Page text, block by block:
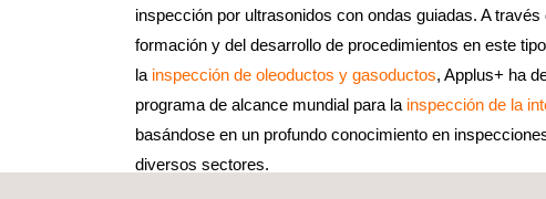
inspección por ultrasonidos con ondas guiadas. A través
formación y del desarrollo de procedimientos en este
la inspección de oleoductos y gasoductos, Applus+ ha
programa de alcance mundial para la inspección de la
basándose en un profundo conocimiento en
diversos sectores.